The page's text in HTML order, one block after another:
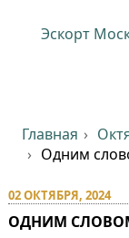
Эскорт
Главная
Одним
02 ОКТЯБРЯ, 2024
ОДНИМ